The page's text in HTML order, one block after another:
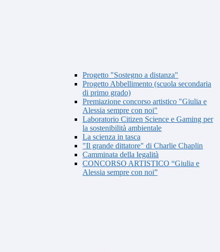
Progetto "Sostegno a distanza"
Progetto Abbellimento (scuola secondaria
di primo grado)
Premiazione concorso artistico "Giulia e
Alessia sempre con noi"
Laboratorio Citizen Science e Gaming per
la sostenibilità ambientale
La scienza in tasca
"Il grande dittatore" di Charlie Chaplin
Camminata della legalità
CONCORSO ARTISTICO “Giulia e
Alessia sempre con noi”